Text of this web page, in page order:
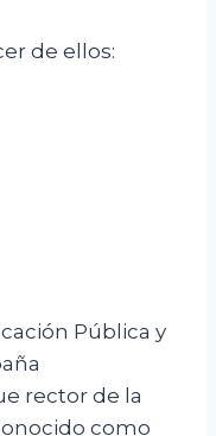
de ellos:
Pública y
rector de la
como